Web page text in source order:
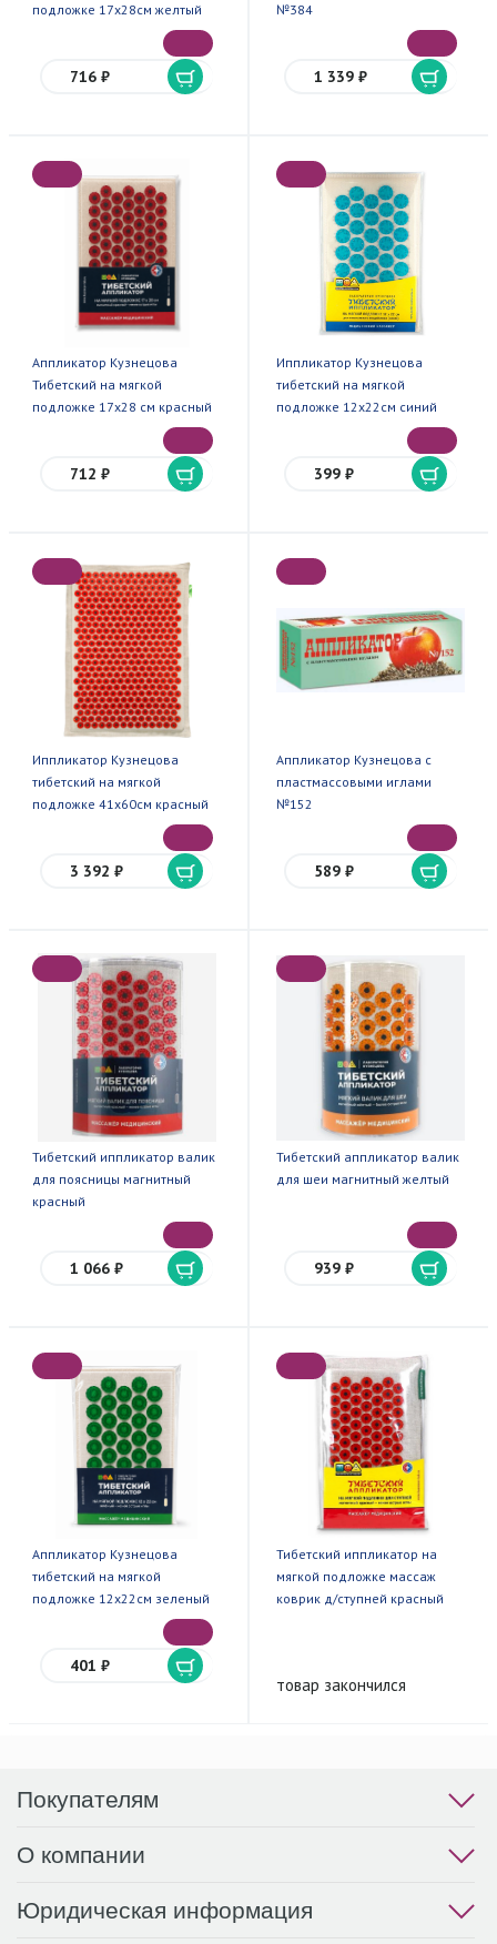
подложке 17х28см желтый
716 ₽
№384
1 339 ₽
Аппликатор Кузнецова
Тибетский на мягкой
подложке 17х28 см красный
712 ₽
Иппликатор Кузнецова
тибетский на мягкой
подложке 12х22см синий
399 ₽
Иппликатор Кузнецова
тибетский на мягкой
подложке 41х60см красный
3 392 ₽
Аппликатор Кузнецова с
пластмассовыми иглами
№152
589 ₽
Тибетский иппликатор валик
для поясницы магнитный
красный
1 066 ₽
Тибетский аппликатор валик
для шеи магнитный желтый
939 ₽
Аппликатор Кузнецова
тибетский на мягкой
подложке 12х22см зеленый
401 ₽
Тибетский иппликатор на
мягкой подложке массаж
коврик д/ступней красный
товар закончился
Покупателям
О компании
Юридическая информация